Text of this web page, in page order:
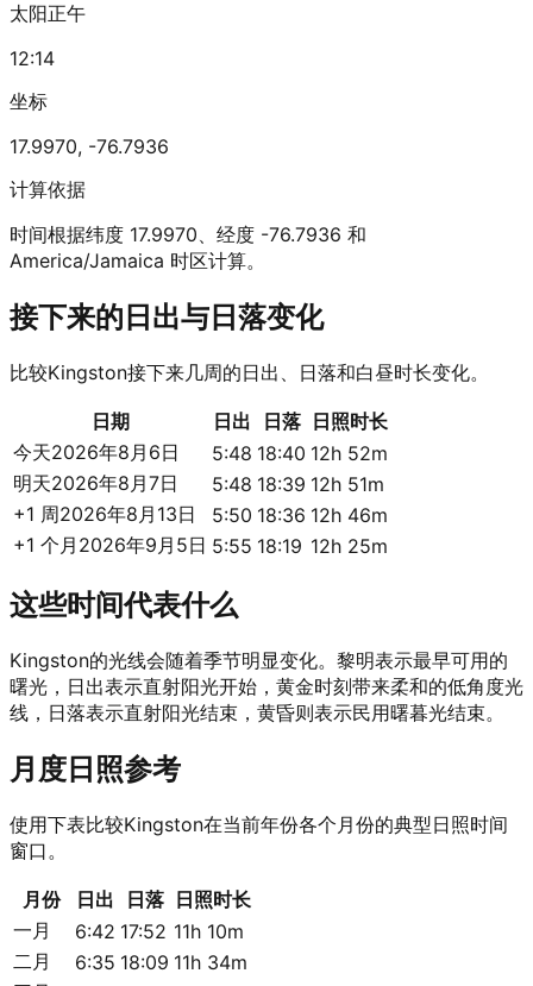
太阳正午
12:14
坐标
17.9970, -76.7936
计算依据
时间根据纬度 17.9970、经度 -76.7936 和
America/Jamaica 时区计算。
接下来的日出与日落变化
比较Kingston接下来几周的日出、日落和白昼时长变化。
日期 日出 日落
日照时长
今天2026年8月6日 5:48 18:40 12h 52m
明天2026年8月7日 5:48 18:39 12h 51m
+1 周2026年8月13日 5:50 18:36 12h 46m
+1 个月 2026年9月5日 5:55 18:19 12h 25m
这些时间代表什么
Kingston的光线会随着季节明显变化。黎明表示最早可用的
曙光，日出表示直射阳光开始，黄金时刻带来柔和的低角度光
线，日落表示直射阳光结束，黄昏则表示民用曙暮光结束。
月度日照参考
使用下表比较Kingston在当前年份各个月份的典型日照时间
窗口。
月份 日出 日落 日照时长
一月
6:42 17:52 11h 10m
二月
6:35 18:09 11h 34m